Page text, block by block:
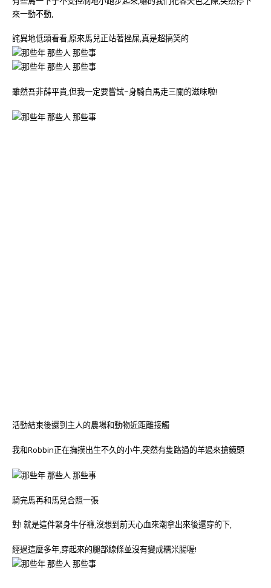
來一動不動,
詫異地低頭看看,原來馬兒正站著挫屎,真是超搞笑的
雖然吾非薛平貴,但我一定要嘗試~身騎白馬走三關的滋味啦!
活動結束後還到主人的農場和動物近距離接觸
我和Robbin正在撫摸出生不久的小牛,突然有隻路過的羊過來搶鏡頭
騎完馬再和馬兒合照一張
對! 就是這件緊身牛仔褲,沒想到前天心血來潮拿出來後還穿的下,
經過這麼多年,穿起來的腿部線條並沒有變成糯米腸喔!